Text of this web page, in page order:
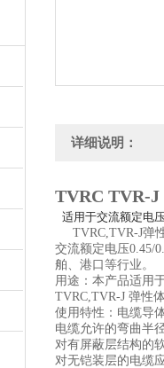
详细说明：
TVRC TVR-
适用于交流额定电
TVRC,TVR-J弹
交流额定电压0.45/
舶、港口等行业。
用途：本产品适用
TVRC,TVR-J 弹性
使用特性：电缆导
电缆允许的弯曲半
对有屏蔽层结构的
对无铠装层的电缆